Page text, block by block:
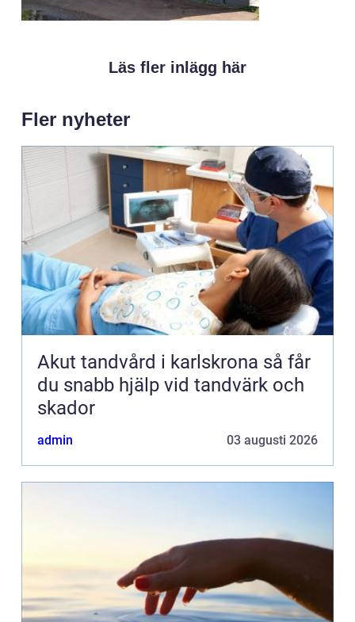
Läs fler inlägg här
Fler nyheter
Akut tandvård i karlskrona så får
du snabb hjälp vid tandvärk och
skador
admin 03 augusti 2026